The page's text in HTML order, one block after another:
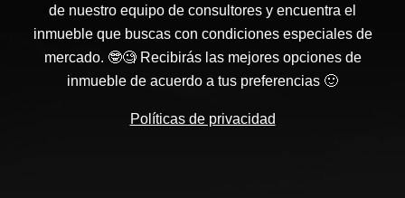
de nuestro equipo de consultores y encuentra el
inmueble que buscas con condiciones especiales de
mercado. 🤓🧐 Recibirás las mejores opciones de
inmueble de acuerdo a tus preferencias 🙂
Políticas de privacidad